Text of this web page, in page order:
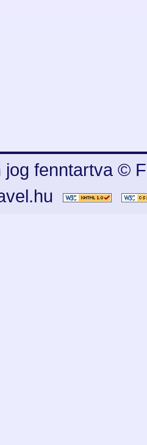
jog fenntartva ©